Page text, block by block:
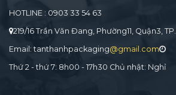
HOTLINE : 0903 33 54 63
219/16 Trần Văn Đang, Phường11, Quận3,
Email: tanthanhpackaging@gmail.com
Thứ 2 - thứ 7: 8h00 - 17h30 Chủ nhật: Nghỉ